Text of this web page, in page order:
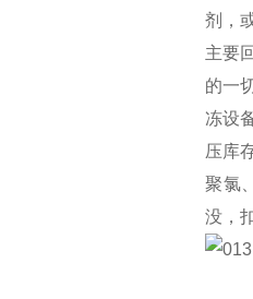
剂，
主要
的一
冻设
压库
聚氯
没，